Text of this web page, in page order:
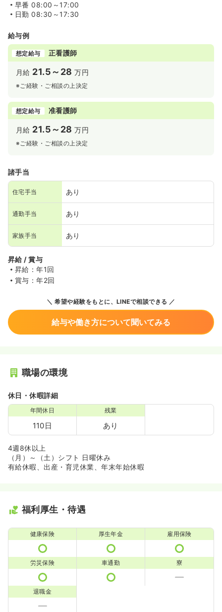
早番 08:00～17:00
日勤 08:30～17:30
給与例
想定給与 正看護師
月給 21.5～28 万円
※ご経験・ご相談の上決定
想定給与 准看護師
月給 21.5～28 万円
※ご経験・ご相談の上決定
諸手当
住宅手当 あり
通勤手当 あり
家族手当 あり
昇給 / 賞与
昇給：年1回
賞与：年2回
希望や経験をもとに、LINEで相談できる
給与や働き方について聞いてみる
職場の環境
休日・休暇詳細
年間休日
110日
残業
あり
4週8休以上
（月）～（土）シフト 日曜休み
有給休暇、出産・育児休業、年末年始休暇
福利厚生・待遇
健康保険 厚生年金 雇用保険
労災保険 車通勤 寮
退職金